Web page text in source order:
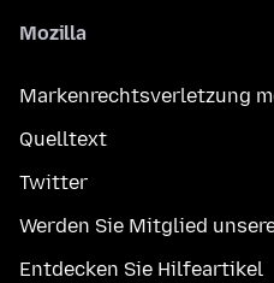
Mozilla
Markenrechtsverletzung
Quelltext
Twitter
Werden Sie Mitglied
Entdecken Sie Hilfeartikel